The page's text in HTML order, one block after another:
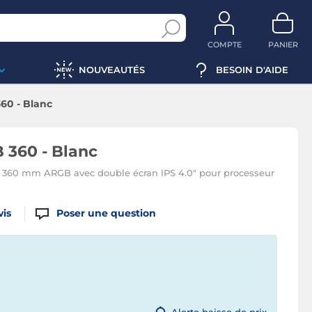
COMPTE PANIER
NOUVEAUTÉS BESOIN D'AIDE
- Blanc
360 - Blanc
mm ARGB avec double écran IPS 4.0" pour processeur
Poser une question